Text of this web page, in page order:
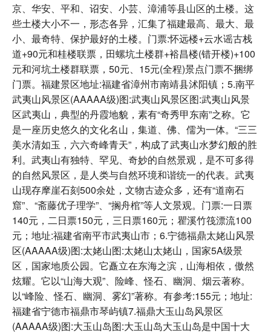
京、华安、平和、诏安、小芸、漳浦等县山区的土楼。这
些土楼大小不一，形态各异，汇集了福建最高、最大、最
小、最奇特、保护最好的土楼。门票:怀远楼+云水谣古栈
道+90元和桂楼联票，田螺坑土楼群+裕昌楼(错开楼)+100
元和河坑土楼群联票，50元、15元(全程)景点门票不捆绑
门票。福建景区地址:福建省漳州市南靖县沭阳镇；5.南平
武夷山风景区(AAAAA级)图:武夷山风景区图:武夷山风景
区武夷山，典型的丹霞地貌，素有“奇秀甲东南”之称。它
是一座历史悠久的文化名山，集道、佛、儒为一体。“三三
美水清如玉，六六奇峰青天”，构成了武夷山水梦幻般的胜
利。武夷山有独特、罕见、奇妙的自然景观，是不可多得
的自然风景区，是人类与自然环境和谐统一的代表。武夷
山现存摩崖石刻500余处，文物古迹众多，还有“道南石
窟”、“斋藤优子理学”、“搁舟棺”等人文景观。门票:一日票
140元，二日票150元，三日票160元；瞿溪竹筏漂流100
元；地址:福建省南平市武夷山市；6.宁德福鼎太姥山风景
区(AAAAA级)图:太姥山图:太姥山太姥山，国家5A级景
区，国家地质公园。它矗立在东海之滨，山海相依，傲然
炫耀。它以“山海大观”、险峰、怪石、幽洞、烟云著称。
以“峰险、怪石、幽洞、雾幻”著称。有参考:155元；地址:
福建省宁德市福鼎市琴屿镇7.福鼎大玉山岛风景区
(AAAAA级)图:大玉山岛图:大玉山岛大玉山岛是中国十大